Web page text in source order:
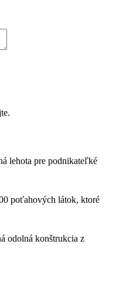
lehota pre podnikateľké
poťahových látok, ktoré
odolná konštrukcia z